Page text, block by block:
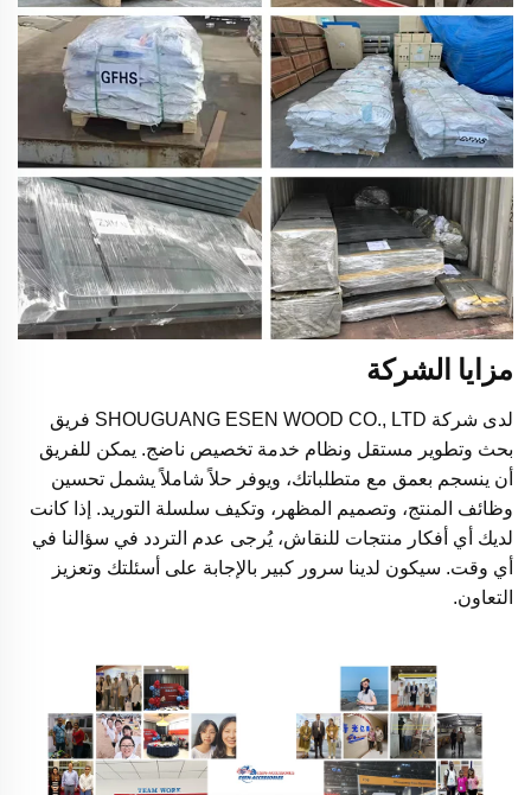
مزايا الشركة
لدى شركة SHOUGUANG ESEN WOOD CO., LTD فريق
بحث وتطوير مستقل ونظام خدمة تخصيص ناضج. يمكن للفريق
أن ينسجم بعمق مع متطلباتك، ويوفر حلاً شاملاً يشمل تحسين
وظائف المنتج، وتصميم المظهر، وتكيف سلسلة التوريد. إذا كانت
لديك أي أفكار منتجات للنقاش، يُرجى عدم التردد في سؤالنا في
أي وقت. سيكون لدينا سرور كبير بالإجابة على أسئلتك وتعزيز
التعاون.